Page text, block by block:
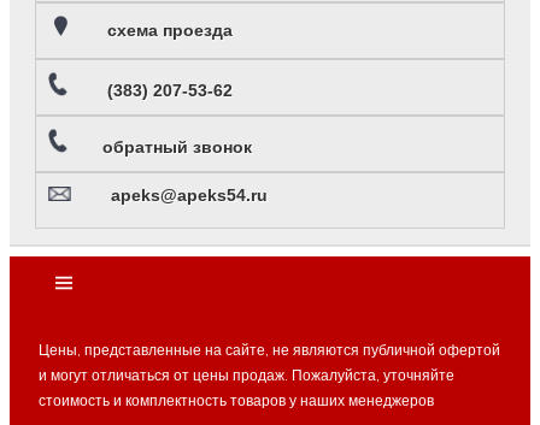
схема проезда
(383) 207-53-62
обратный звонок
apeks@apeks54.ru
Цены, представленные на сайте, не являются публичной офертой
и могут отличаться от цены продаж. Пожалуйста, уточняйте
стоимость и комплектность товаров у наших менеджеров